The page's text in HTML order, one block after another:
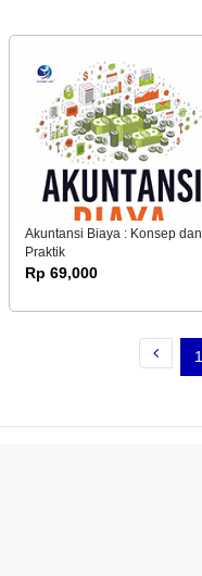
Akuntansi Biaya : Konsep dan
Praktik
Rp 69,000
1